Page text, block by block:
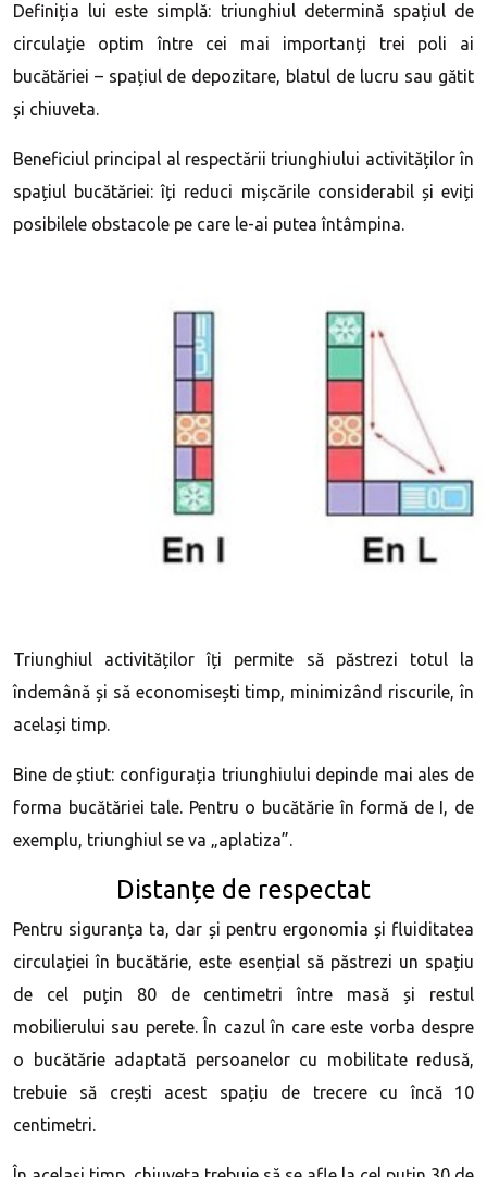
Definiția lui este simplă: triunghiul determină spațiul de
circulație optim între cei mai importanți trei poli ai
bucătăriei – spațiul de depozitare, blatul de lucru sau gătit
și chiuveta.
Beneficiul principal al respectării triunghiului activităților în
spațiul bucătăriei: îți reduci mișcările considerabil și eviți
posibilele obstacole pe care le-ai putea întâmpina.
Triunghiul activităților îți permite să păstrezi totul la
îndemână și să economisești timp, minimizând riscurile, în
același timp.
Bine de știut: configurația triunghiului depinde mai ales de
forma bucătăriei tale. Pentru o bucătărie în formă de I, de
exemplu, triunghiul se va „aplatiza”.
Distanțe de respectat
Pentru siguranța ta, dar și pentru ergonomia și fluiditatea
circulației în bucătărie, este esențial să păstrezi un spațiu
de cel puțin 80 de centimetri între masă și restul
mobilierului sau perete. În cazul în care este vorba despre
o bucătărie adaptată persoanelor cu mobilitate redusă,
trebuie să crești acest spațiu de trecere cu încă 10
centimetri.